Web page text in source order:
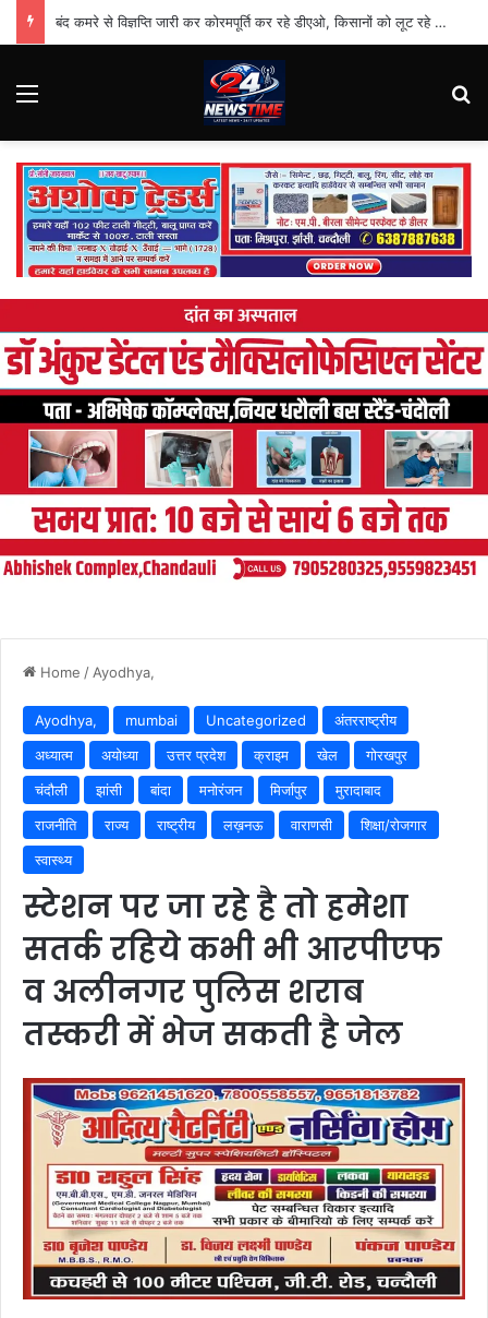
बंद कमरे से विज्ञप्ति जारी कर कोरमपूर्ति कर रहे डीएओ, किसानों को लूट रहे निजी दुकानदार
Menu
Home / Ayodhya,
Ayodhya, mumbai Uncategorized
अंतरराष्ट्रीय
अध्यात्म
अयोध्या उत्तर प्रदेश क्राइम खेल
गोरखपुर
चंदौली
झांसी बांदा मनोरंजन मिर्जापुर
मुरादाबाद
राजनीति
राज्य राष्ट्रीय लख़नऊ वाराणसी
शिक्षा/रोजगार
स्वास्थ्य
स्टेशन पर जा रहे है तो हमेशा
सतर्क रहिये कभी भी आरपीएफ
व अलीनगर पुलिस शराब
तस्करी में भेज सकती है जेल